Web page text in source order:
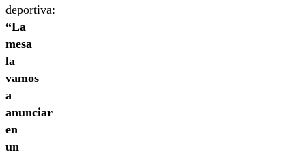
deportiva:
“La
mesa
la
vamos
a
anunciar
en
un